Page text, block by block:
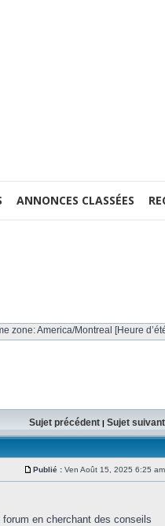
ANNONCES CLASSÉES
zone: America/Montreal [Heure
Sujet précédent | Sujet suivant
Publié : Ven Août 15, 2025 6:25 am
en cherchant des conseils